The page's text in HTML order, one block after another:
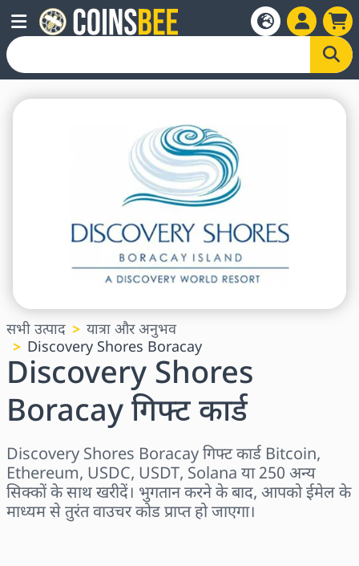
सभी उत्पाद
यात्रा और अनुभव
Discovery Shores Boracay
Discovery Shores
Boracay गिफ्ट कार्ड
Discovery Shores Boracay गिफ्ट कार्ड Bitcoin,
Ethereum, USDC, USDT, Solana या 250 अन्य
सिक्कों के साथ खरीदें। भुगतान करने के बाद, आपको ईमेल के
माध्यम से तुरंत वाउचर कोड प्राप्त हो जाएगा।